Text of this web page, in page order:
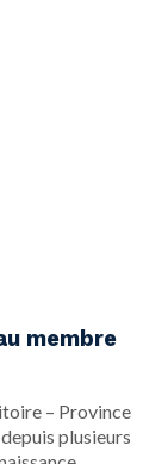
membre
– Province
plusieurs